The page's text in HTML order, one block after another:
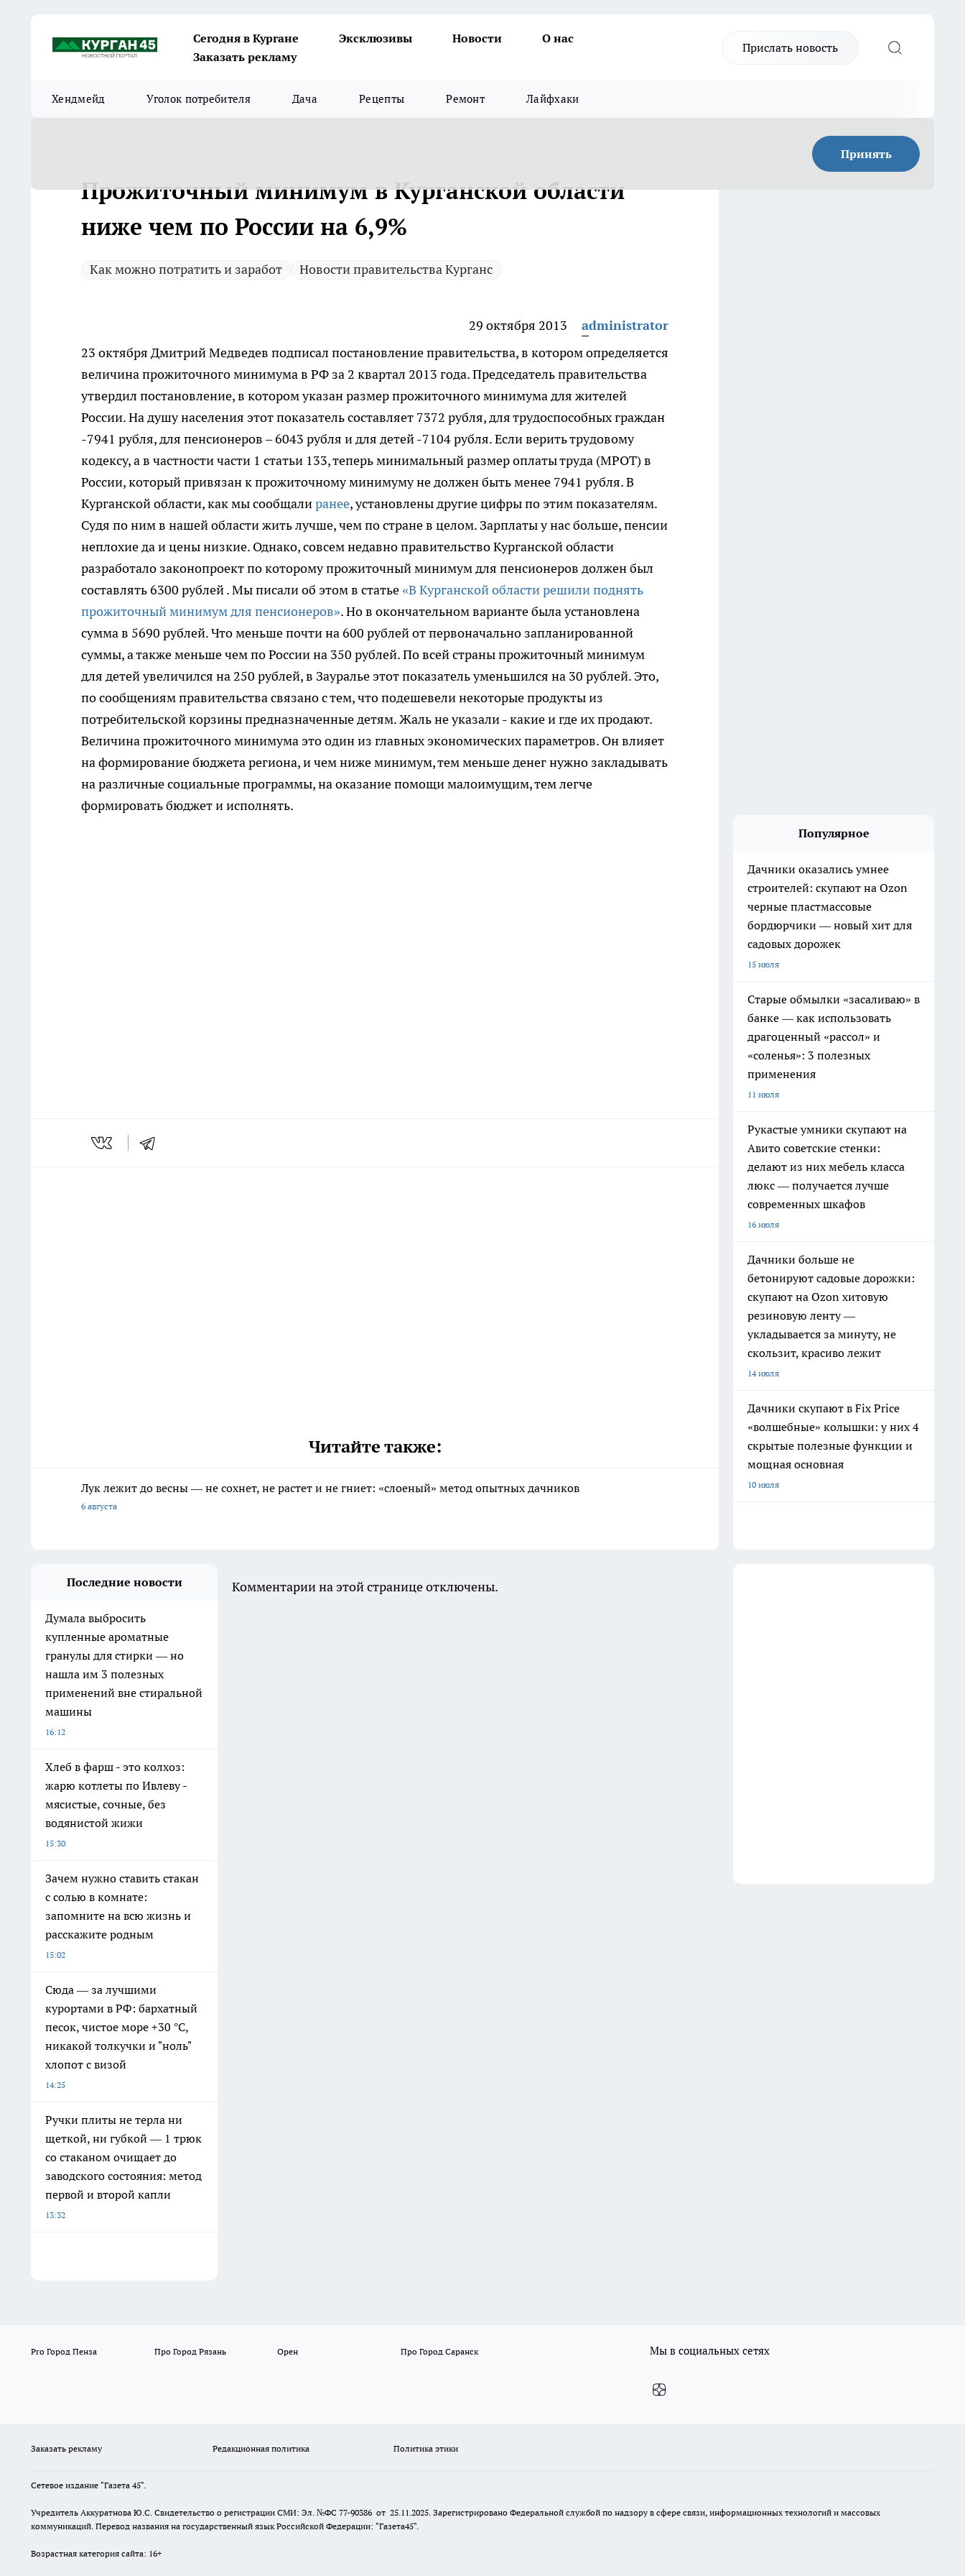
Сегодня в Кургане Эксклюзивы Новости
О нас
Заказать рекламу
Прислать новость
Хендмейд Уголок потребителя Дача Рецепты Ремонт Лайфхаки
Принять
Прожиточный минимум в Курганской области
ниже чем по России на 6,9%
Как можно потратить и заработ Новости правительства Курганс
29 октября 2013
administrator
23 октября Дмитрий Медведев подписал постановление правительства, в котором определяется
величина прожиточного минимума в РФ за 2 квартал 2013 года.Председатель правительства
утвердил постановление, в котором указан размер прожиточного минимума для жителей
России. На душу населения этот показатель составляет 7372 рубля, для трудоспособных граждан
-7941 рубля, для пенсионеров – 6043 рубля и для детей -7104 рубля. Если верить трудовому
кодексу, а в частности части 1 статьи 133, теперь минимальный размер оплаты труда (МРОТ) в
России, который привязан к прожиточному минимуму не должен быть менее 7941 рубля. В
Курганской области, как мы сообщалиранее, установлены другие цифры по этим показателям.
Судя по ним в нашей области жить лучше, чем по стране в целом. Зарплаты у нас больше, пенсии
неплохие да и цены низкие. Однако, совсем недавно правительство Курганской области
разработало законопроект по которому прожиточный минимум для пенсионеров должен был
составлять 6300 рублей . Мы писали об этом в статье «В Курганской области решили поднять
прожиточный минимум для пенсионеров». Но в окончательном варианте была установлена
сумма в 5690 рублей. Что меньше почти на 600 рублей от первоначально запланированной
суммы, а также меньше чем по России на 350 рублей. По всей страны прожиточный минимум
для детей увеличился на 250 рублей, в Зауралье этот показатель уменьшился на 30 рублей. Это,
по сообщениям правительства связано с тем, что подешевели некоторые продукты из
потребительской корзины предназначенные детям. Жаль не указали - какие и где их продают.
Величина прожиточного минимума это один из главных экономических параметров. Он влияет
на формирование бюджета региона, и чем ниже минимум, тем меньше денег нужно закладывать
на различные социальные программы, на оказание помощи малоимущим, тем легче
формировать бюджет и исполнять.
Читайте также:
Лук лежит до весны — не сохнет, не растет и не гниет: «слоеный» метод опытных дачников
6 августа
Популярное
Дачники оказались умнее
строителей: скупают на Ozon
черные пластмассовые
бордюрчики — новый хит для
садовых дорожек
15 июля
Старые обмылки «засаливаю» в
банке — как использовать
драгоценный «рассол» и
«соленья»: 3 полезных
применения
11 июля
Рукастые умники скупают на
Авито советские стенки:
делают из них мебель класса
люкс — получается лучше
современных шкафов
16 июля
Дачники больше не
бетонируют садовые дорожки:
скупают на Ozon хитовую
резиновую ленту —
укладывается за минуту, не
скользит, красиво лежит
14 июля
Дачники скупают в Fix Price
«волшебные» колышки: у них 4
скрытые полезные функции и
мощная основная
10 июля
Последние новости
Думала выбросить
купленные ароматные
гранулы для стирки — но
нашла им 3 полезных
применений вне стиральной
машины
16:12
Хлеб в фарш - это колхоз:
жарю котлеты по Ивлеву -
мясистые, сочные, без
водянистой жижи
15:30
Зачем нужно ставить стакан
с солью в комнате:
запомните на всю жизнь и
расскажите родным
15:02
Сюда — за лучшими
курортами в РФ: бархатный
песок, чистое море +30 °C,
никакой толкучки и "ноль"
хлопот с визой
14:25
Ручки плиты не терла ни
щеткой, ни губкой — 1 трюк
со стаканом очищает до
заводского состояния: метод
первой и второй капли
13:32
Комментарии на этой странице отключены.
Pro Город Пенза Про Город Рязань Орен Про Город Саранск Мы в социальных сетях
Заказать рекламу Редакционная политика Политика этики
Сетевое издание "Газета 45".
Учредитель Аккуратнова Ю.С. Свидетельство о регистрации СМИ: Эл. №ФС 77-90386 от 25.11.2025. Зарегистрировано Федеральной службой по надзору в сфере связи, информационных технологий и массовых
коммуникаций. Перевод названия на государственный язык Российской Федерации: "Газета45".
Возрастная категория сайта: 16+